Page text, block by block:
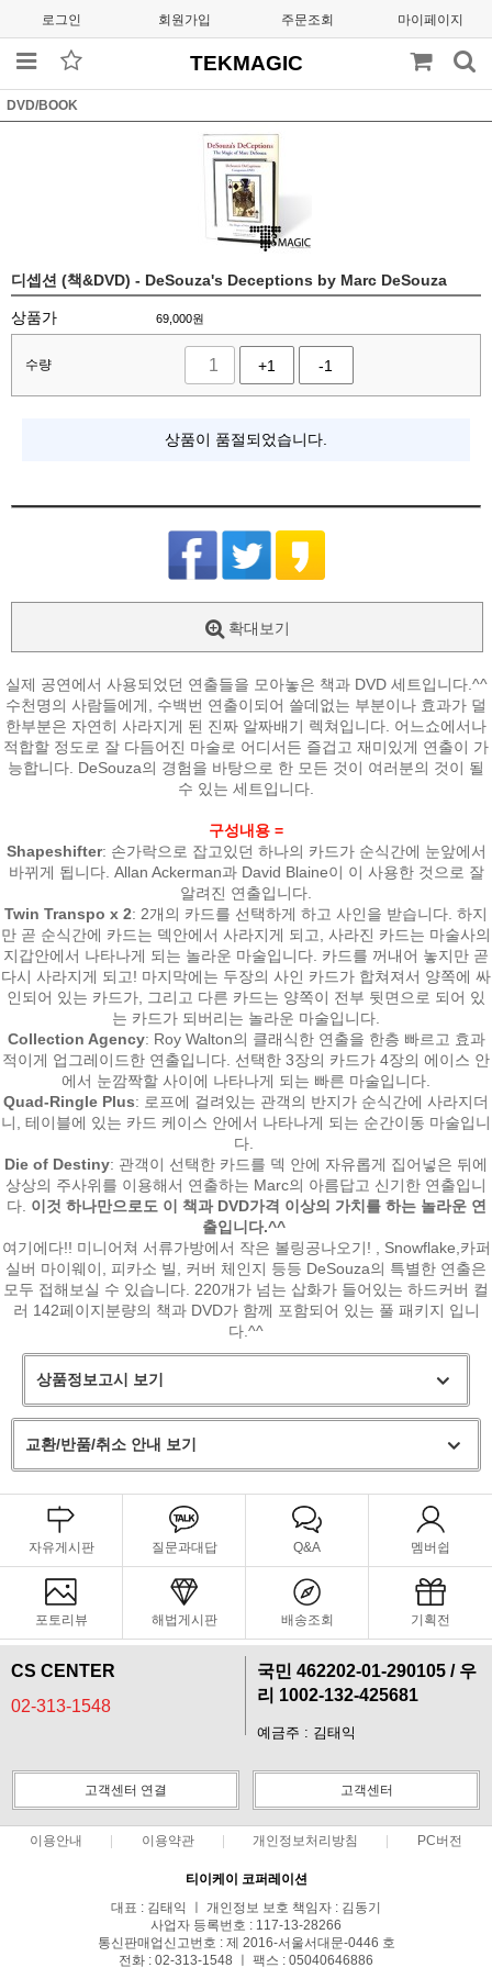
로그인 회원가입 주문조회 마이페이지
TEKMAGIC
DVD/BOOK
디셉션 (책&DVD) - DeSouza's Deceptions by Marc DeSouza
상품가 69,000원
수량 +1 -1
상품이 품절되었습니다.
확대보기
실제 공연에서 사용되었던 연출들을 모아놓은 책과 DVD 세트입니다.^^
수천명의 사람들에게, 수백번 연출이되어 쓸데없는 부분이나 효과가 덜
한부분은 자연히 사라지게 된 진짜 알짜배기 렉쳐입니다. 어느쇼에서나
적합할 정도로 잘 다듬어진 마술로 어디서든 즐겁고 재미있게 연출이 가
능합니다. DeSouza의 경험을 바탕으로 한 모든 것이 여러분의 것이 될
수 있는 세트입니다.
구성내용 =
Shapeshifter: 손가락으로 잡고있던 하나의 카드가 순식간에 눈앞에서
바뀌게 됩니다. Allan Ackerman과 David Blaine이 이 사용한 것으로 잘
알려진 연출입니다.
Twin Transpo x 2: 2개의 카드를 선택하게 하고 사인을 받습니다. 하지
만 곧 순식간에 카드는 덱안에서 사라지게 되고, 사라진 카드는 마술사의
지갑안에서 나타나게 되는 놀라운 마술입니다. 카드를 꺼내어 놓지만 곧
다시 사라지게 되고! 마지막에는 두장의 사인 카드가 합쳐져서 양쪽에 싸
인되어 있는 카드가, 그리고 다른 카드는 양쪽이 전부 뒷면으로 되어 있
는 카드가 되버리는 놀라운 마술입니다.
Collection Agency: Roy Walton의 클래식한 연출을 한층 빠르고 효과
적이게 업그레이드한 연출입니다. 선택한 3장의 카드가 4장의 에이스 안
에서 눈깜짝할 사이에 나타나게 되는 빠른 마술입니다.
Quad-Ringle Plus: 로프에 걸려있는 관객의 반지가 순식간에 사라지더
니, 테이블에 있는 카드 케이스 안에서 나타나게 되는 순간이동 마술입니
다.
Die of Destiny: 관객이 선택한 카드를 덱 안에 자유롭게 집어넣은 뒤에
상상의 주사위를 이용해서 연출하는 Marc의 아름답고 신기한 연출입니
다. 이것 하나만으로도 이 책과 DVD가격 이상의 가치를 하는 놀라운 연
출입니다.^^
여기에다!! 미니어쳐 서류가방에서 작은 볼링공나오기! , Snowflake,카퍼
실버 마이웨이, 피카소 빌, 커버 체인지 등등 DeSouza의 특별한 연출은
모두 접해보실 수 있습니다. 220개가 넘는 삽화가 들어있는 하드커버 컬
러 142페이지분량의 책과 DVD가 함께 포함되어 있는 풀 패키지 입니
다.^^
상품정보고시 보기
교환/반품/취소 안내 보기
자유게시판 질문과대답 Q&A 멤버쉽
포토리뷰 해법게시판 배송조회 기획전
CS CENTER
02-313-1548
국민 462202-01-290105 / 우
리 1002-132-425681
예금주 : 김태익
고객센터 연결 고객센터
이용안내 이용약관 개인정보처리방침 PC버전
티이케이 코퍼레이션
대표 : 김태익 ㅣ 개인정보 보호 책임자 : 김동기
사업자 등록번호 : 117-13-28266
통신판매업신고번호 : 제 2016-서울서대문-0446 호
전화 : 02-313-1548 ㅣ 팩스 : 05040646886